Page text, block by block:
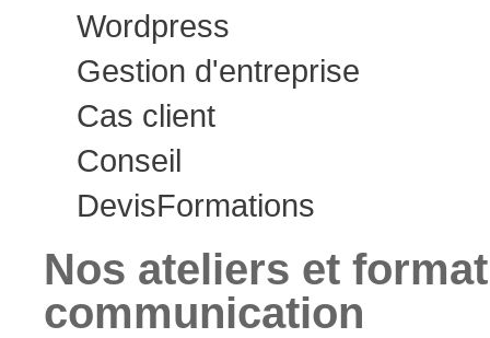
Wordpress
Gestion d'entreprise
Cas client
Conseil
DevisFormations
Nos ateliers et
communication